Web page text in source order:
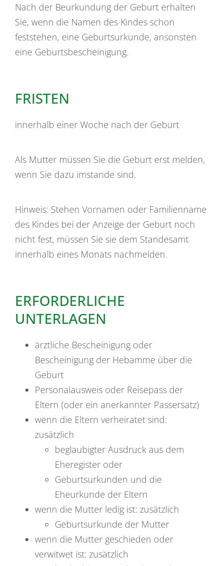
Nach der Beurkundung der Geburt erhalten
Sie, wenn die Namen des Kindes schon
feststehen, eine Geburtsurkunde, ansonsten
eine Geburtsbescheinigung.
FRISTEN
innerhalb einer Woche nach der Geburt
Als Mutter müssen Sie die Geburt erst melden,
wenn Sie dazu imstande sind.
Hinweis: Stehen Vornamen oder Familienname
des Kindes bei der Anzeige der Geburt noch
nicht fest, müssen Sie sie dem Standesamt
innerhalb eines Monats nachmelden.
ERFORDERLICHE
UNTERLAGEN
ärztliche Bescheinigung oder
Bescheinigung der Hebamme über die
Geburt
Personalausweis oder Reisepass der
Eltern (oder ein anerkannter Passersatz)
wenn die Eltern verheiratet sind:
zusätzlich
beglaubigter Ausdruck aus dem
Eheregister oder
Geburtsurkunden und die
Eheurkunde der Eltern
wenn die Mutter ledig ist: zusätzlich
Geburtsurkunde der Mutter
wenn die Mutter geschieden oder
verwitwet ist: zusätzlich